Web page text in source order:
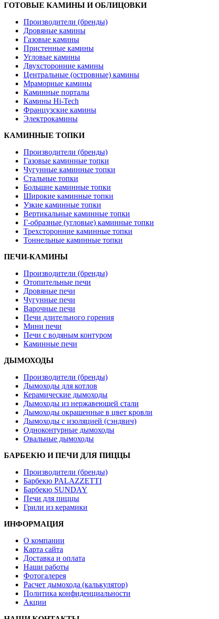
ГОТОВЫЕ КАМИНЫ И ОБЛИЦОВКИ
Производители (бренды)
Дровяные камины
Газовые камины
Пристенные камины
Угловые камины
Двухсторонние камины
Центральные (островные) камины
Мраморные камины
Каминные порталы
Камины Hi-Tech
Французские камины
Электрокамины
КАМИННЫЕ ТОПКИ
Производители (бренды)
Газовые каминные топки
Чугунные каминные топки
Стальные топки
Большие каминные топки
Широкие каминные топки
Узкие каминные топки
Вертикальные каминные топки
Г-образные (угловые) каминные топки
Трехсторонние каминные топки
Тоннельные каминные топки
ПЕЧИ-КАМИНЫ
Производители (бренды)
Отопительные печи
Дровяные печи
Чугунные печи
Варочные печи
Печи длительного горения
Мини печи
Печи с водяным контуром
Каминные печи
ДЫМОХОДЫ
Производители (бренды)
Дымоходы для котлов
Керамические дымоходы
Дымоходы из нержавеющей стали
Дымоходы окрашенные в цвет кровли
Дымоходы с изоляцией (сэндвич)
Одноконтурные дымоходы
Овальные дымоходы
БАРБЕКЮ И ПЕЧИ ДЛЯ ПИЦЦЫ
Производители (бренды)
Барбекю PALAZZETTI
Барбекю SUNDAY
Печи для пиццы
Грили из керамики
ИНФОРМАЦИЯ
О компании
Карта сайта
Доставка и оплата
Наши работы
Фотогалерея
Расчет дымохода (калькулятор)
Политика конфиденциальности
Акции